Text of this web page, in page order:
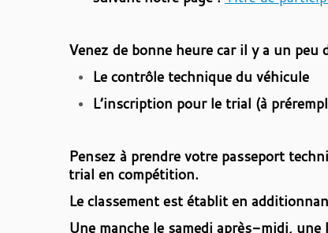
Venez de bonne heure car il y a un peu
Le contrôle technique du véhicule
L’inscription pour le trial (à
Pensez à prendre votre passeport
trial en compétition.
Le classement est établit en
Une manche le samedi après-midi,